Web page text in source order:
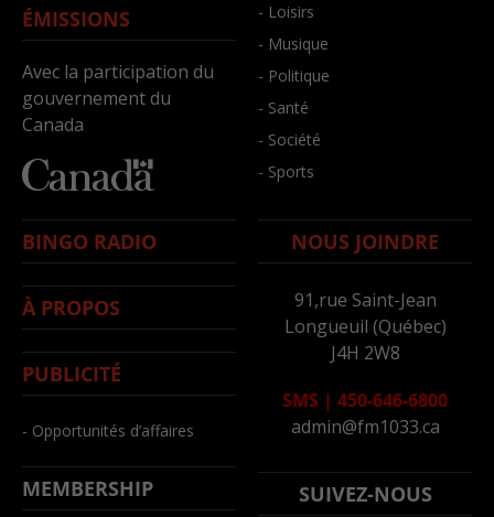
ÉMISSIONS
Avec la participation du
gouvernement du
Canada
- Loisirs
- Musique
- Politique
- Santé
- Société
- Sports
BINGO RADIO
À PROPOS
PUBLICITÉ
- Opportunités d’affaires
MEMBERSHIP
NOUS JOINDRE
91,rue Saint-Jean
Longueuil (Québec)
J4H 2W8
SMS | 450-646-6800
admin@fm1033.ca
SUIVEZ-NOUS